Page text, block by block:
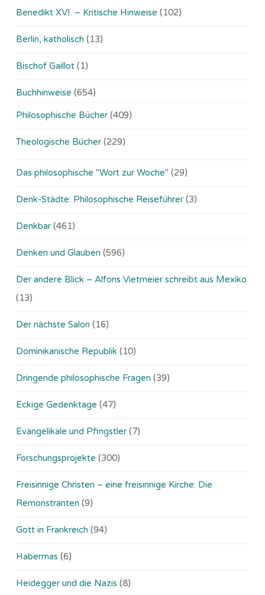
Benedikt XVI. – Kritische Hinweise (102)
Berlin, katholisch (13)
Bischof Gaillot (1)
Buchhinweise (654)
Philosophische Bücher (409)
Theologische Bücher (229)
Das philosophische "Wort zur Woche" (29)
Denk-Städte: Philosophische Reiseführer (3)
Denkbar (461)
Denken und Glauben (596)
Der andere Blick – Alfons Vietmeier schreibt aus Mexiko
(13)
Der nächste Salon (16)
Dominikanische Republik (10)
Dringende philosophische Fragen (39)
Eckige Gedenktage (47)
Evangelikale und Pfingstler (7)
Forschungsprojekte (300)
Freisinnige Christen – eine freisinnige Kirche: Die
Remonstranten (9)
Gott in Frankreich (94)
Habermas (6)
Heidegger und die Nazis (8)